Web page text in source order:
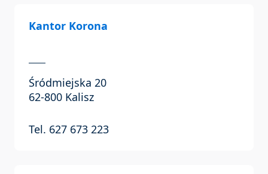
Kantor Korona
Śródmiejska 20
62-800 Kalisz
Tel. 627 673 223